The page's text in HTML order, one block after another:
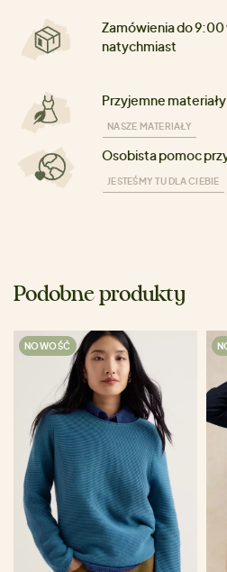
Zamówienia do 9:00
natychmiast
Przyjemne
NASZE MATERIAŁY
Osobista pomoc
JESTEŚMY TU DLA CIEBIE
Podobne produkty
NOWOŚĆ